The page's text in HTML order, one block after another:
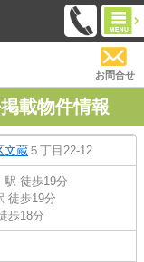
お問合せ
載物件情報
文蔵 ５丁目22-12
駅 徒歩19分
徒歩19分
歩18分